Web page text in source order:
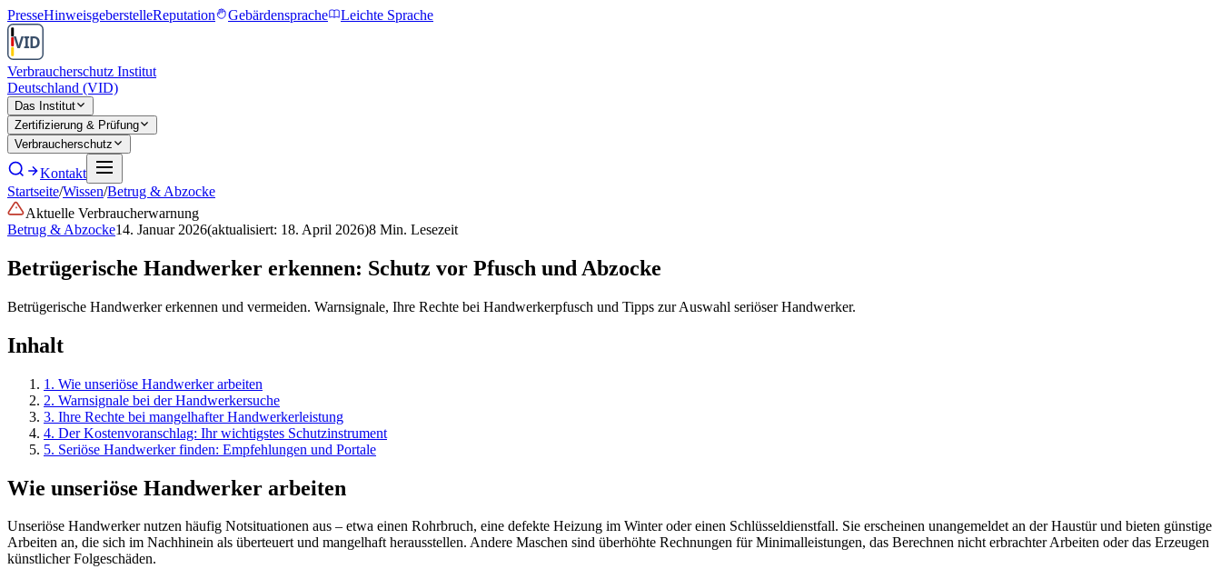
PresseHinweisgeberstelleReputation Gebärdensprache Leichte Sprache
Verbraucherschutz Institut
Deutschland (VID)
Das Institut
Zertifizierung & Prüfung
Verbraucherschutz
Kontakt
Startseite/Wissen/Betrug & Abzocke
Aktuelle Verbraucherwarnung
Betrug & Abzocke14. Januar 2026(aktualisiert: 18. April 2026)8 Min. Lesezeit
Betrügerische Handwerker erkennen: Schutz vor Pfusch und Abzocke
Betrügerische Handwerker erkennen und vermeiden. Warnsignale, Ihre Rechte bei Handwerkerpfusch und Tipps zur Auswahl seriöser Handwerker.
Inhalt
1 . Wie unseriöse Handwerker arbeiten
2. Warnsignale bei der Handwerkersuche
3. Ihre Rechte bei mangelhafter Handwerkerleistung
4. Der Kostenvoranschlag: Ihr wichtigstes Schutzinstrument
5. Seriöse Handwerker finden: Empfehlungen und Portale
Wie unseriöse Handwerker arbeiten
Unseriöse Handwerker nutzen häufig Notsituationen aus – etwa einen Rohrbruch, eine defekte Heizung im Winter oder einen Schlüsseldienstfall. Sie erscheinen unangemeldet an der Haustür und bieten günstige
Arbeiten an, die sich im Nachhinein als überteuert und mangelhaft herausstellen. Andere Maschen sind überhöhte Rechnungen für Minimalleistungen, das Berechnen nicht erbrachter Arbeiten oder das Erzeugen
künstlicher Folgeschäden.